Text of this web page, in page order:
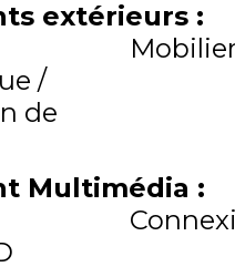
extérieurs :
/
de
Multimédia :